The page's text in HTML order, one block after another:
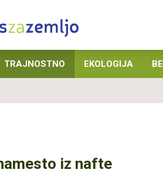
TRAJNOSTNO EKOLOGIJA
iz nafte